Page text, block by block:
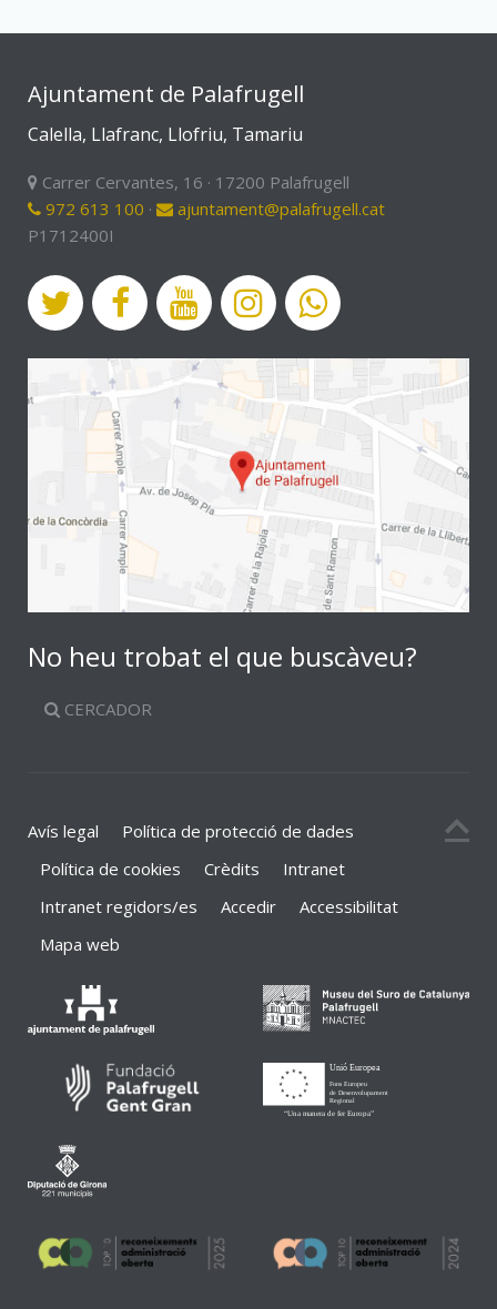
Ajuntament de Palafrugell
Calella, Llafranc, Llofriu, Tamariu
Carrer Cervantes, 16 · 17200 Palafrugell
972 613 100 ·
ajuntament@palafrugell.cat
P1712400I
No heu trobat el que buscàveu?
CERCADOR
Avís legal
Política de protecció de dades
Política de cookies
Crèdits
Intranet
Intranet regidors/es
Accedir
Accessibilitat
Mapa web